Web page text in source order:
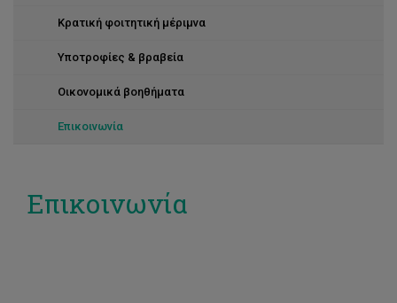
Κρατική φοιτητική μέριμνα
Υποτροφίες & βραβεία
Οικονομικά βοηθήματα
Επικοινωνία
Επικοινωνία